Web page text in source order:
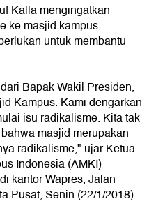
Kalla mengingatkan
ke masjid kampus.
untuk membantu
Bapak Wakil Presiden,
Kampus. Kami dengarkan
isu radikalisme. Kita tak
masjid merupakan
radikalisme," ujar Ketua
Indonesia (AMKI)
kantor Wapres, Jalan
Pusat, Senin (22/1/2018).